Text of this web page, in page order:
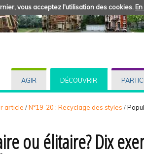
vous acceptez l'utilisation des cookies.
AGIR DÉCOUVRIR
article /N°19-20 : Recyclage des styles /
ou élitaire? Dix